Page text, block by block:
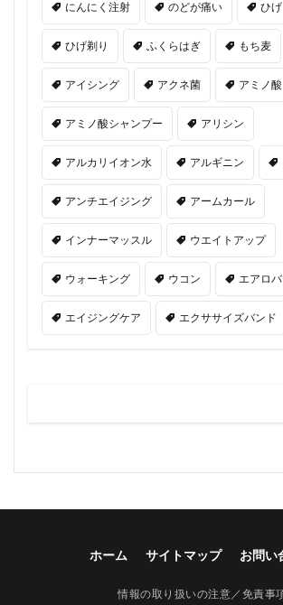
にんにく注射 のどが痛い ひげ
ひげ剃り ふくらはぎ もち麦
アイシング アクネ菌 アミノ酸
アミノ酸シャンプー アリシン
アルカリイオン水 アルギニン
アンチエイジング アームカール
インナーマッスル ウエイトアップ
ウォーキング ウコン エアロ
エイジングケア エクササイズバンド
ホーム サイトマップ お問い
情報の取り扱いの注意／免責事